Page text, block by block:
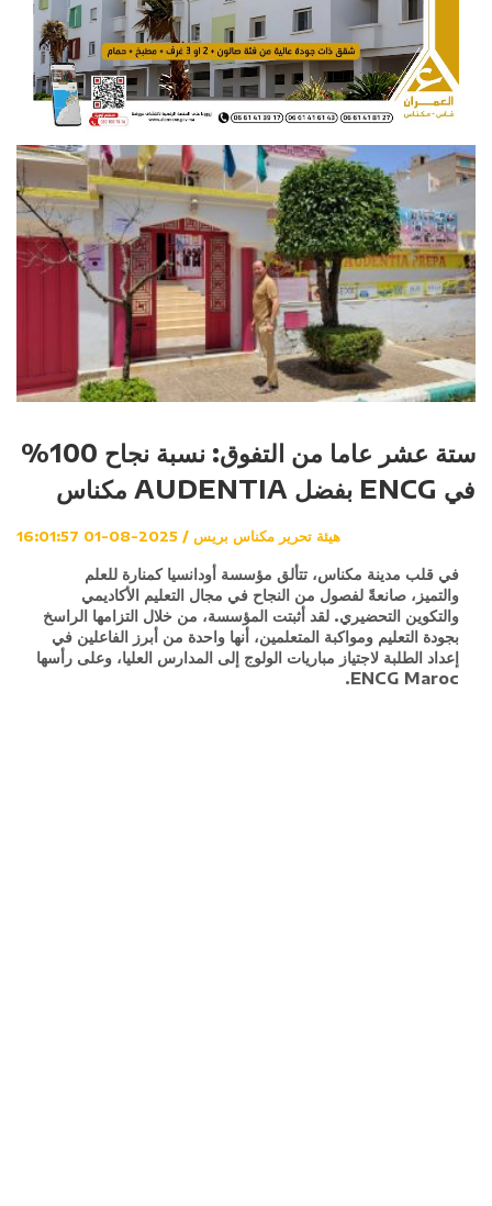
ستة عشر عاما من التفوق: نسبة نجاح 100%
في ENCG بفضل AUDENTIA مكناس
هيئة تحرير مكناس بريس / 2025-08-01 16:01:57
في قلب مدينة مكناس، تتألق مؤسسة أودانسيا كمنارة للعلم
والتميز، صانعةً لفصول من النجاح في مجال التعليم الأكاديمي
والتكوين التحضيري. لقد أثبتت المؤسسة، من خلال التزامها الراسخ
بجودة التعليم ومواكبة المتعلمين، أنها واحدة من أبرز الفاعلين في
إعداد الطلبة لاجتياز مباريات الولوج إلى المدارس العليا، وعلى رأسها
ENCG Maroc.